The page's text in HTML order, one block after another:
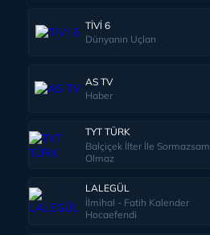
TİVİ 6
Dünyanın Uçları
AS TV
Haber
TYT TÜRK
Balçiçek İlter İle Sormazsam
Olmaz
LALEGÜL
İlmihal - Fatih Kalender
Hocaefendi